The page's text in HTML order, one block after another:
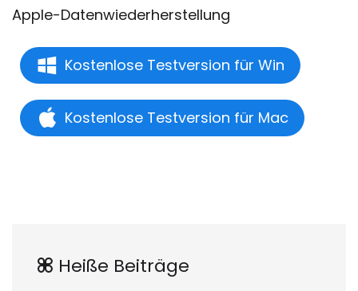
Apple-Datenwiederherstellung
Kostenlose Testversion für Win
Kostenlose Testversion für Mac
Heiße Beiträge